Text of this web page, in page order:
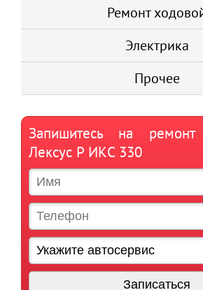
Ремонт
Электрика
Прочее
Запишитесь на ремонт
Лексус Р ИКС 330